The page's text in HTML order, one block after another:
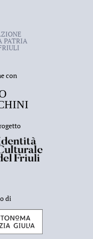
PATRIA
con
di